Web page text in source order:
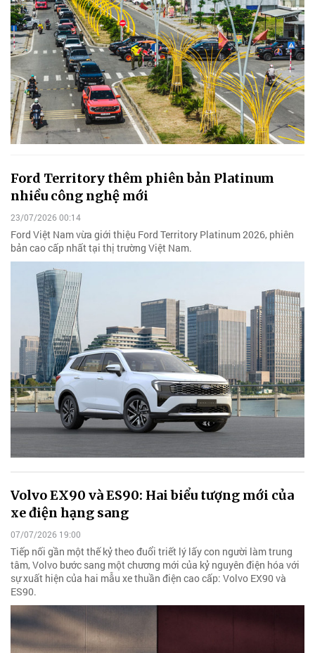
Ford Territory thêm phiên bản Platinum
nhiều công nghệ mới
23/07/2026 00:14
Ford Việt Nam vừa giới thiệu Ford Territory Platinum 2026, phiên
bản cao cấp nhất tại thị trường Việt Nam.
Volvo EX90 và ES90: Hai biểu tượng mới của
xe điện hạng sang
07/07/2026 19:00
Tiếp nối gần một thế kỷ theo đuổi triết lý lấy con người làm trung
tâm, Volvo bước sang một chương mới của kỷ nguyên điện hóa với
sự xuất hiện của hai mẫu xe thuần điện cao cấp: Volvo EX90 và
ES90.